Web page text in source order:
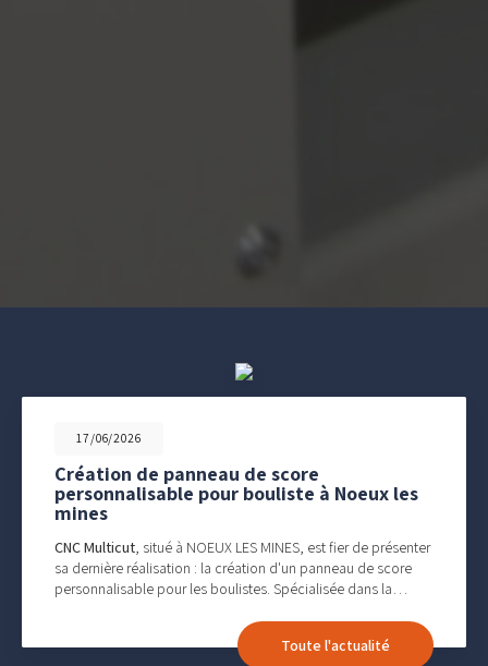
17/06/2026
Création de panneau de score
personnalisable pour bouliste à Noeux les
mines
CNC Multicut, situé à NOEUX LES MINES, est fier de présenter
sa dernière réalisation : la création d'un panneau de score
personnalisable pour les boulistes. Spécialisée dans la…
Toute l'actualité